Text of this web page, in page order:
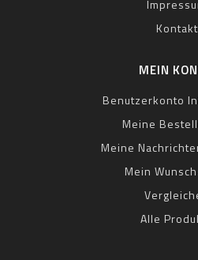
Kontakt
MEIN
Benutzerkonto
Meine
Meine
Mein
Alle